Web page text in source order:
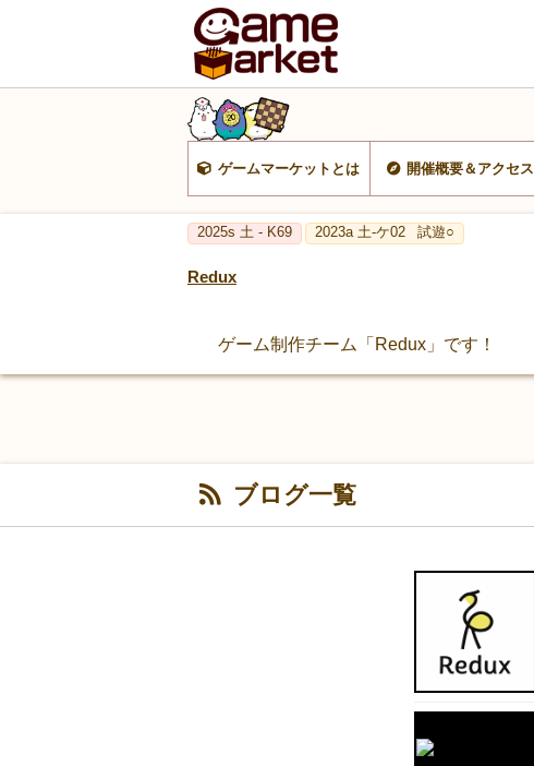
ゲームマーケットとは 開催概要＆アクセス
2025s 土 - K69 2023a 土-ケ02 試遊○
Redux
ゲーム制作チーム「Redux」です！
ブログ一覧